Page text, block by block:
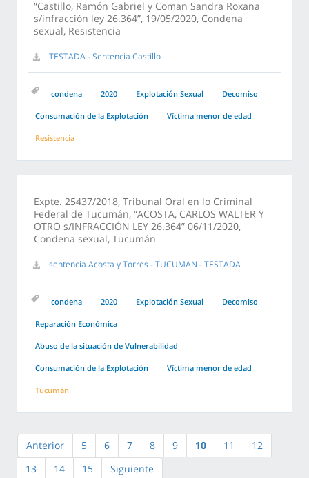
“Castillo, Ramón Gabriel y Coman Sandra Roxana
s/infracción ley 26.364”, 19/05/2020, Condena
sexual, Resistencia
TESTADA - Sentencia Castillo
condena 2020 Explotación Sexual Decomiso
Consumación de la Explotación Víctima menor de edad
Resistencia
Expte. 25437/2018, Tribunal Oral en lo Criminal
Federal de Tucumán, “ACOSTA, CARLOS WALTER Y
OTRO s/INFRACCIÓN LEY 26.364” 06/11/2020,
Condena sexual, Tucumán
sentencia Acosta y Torres - TUCUMAN - TESTADA
condena 2020 Explotación Sexual Decomiso
Reparación Económica
Abuso de la situación de Vulnerabilidad
Consumación de la Explotación Víctima menor de edad
Tucumán
Anterior 5 6 7 8 9 10 11
12
13
14 15 Siguiente